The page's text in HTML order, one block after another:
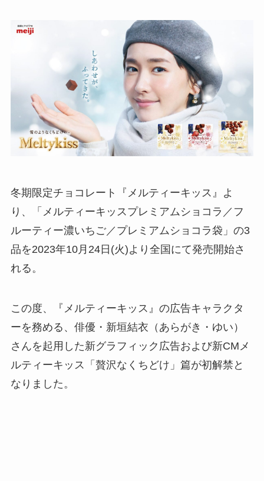
冬期限定チョコレート『メルティーキッス』よ
り、「メルティーキッスプレミアムショコラ／フ
ルーティー濃いちご／プレミアムショコラ袋」の3
品を2023年10月24日(火)より全国にて発売開始さ
れる。
この度、『メルティーキッス』の広告キャラクタ
ーを務める、俳優・新垣結衣（あらがき・ゆい）
さんを起用した新グラフィック広告および新CMメ
ルティーキッス「贅沢なくちどけ」篇が初解禁と
なりました。